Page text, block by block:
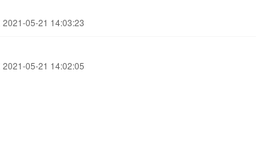
2021-05-21 14:03:23
2021-05-21 14:02:05